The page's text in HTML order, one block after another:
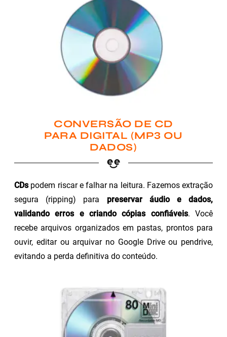
CONVERSÃO DE CD
PARA DIGITAL (MP3 OU
DADOS)
CDspodem riscar e falhar na leitura. Fazemos extração
segura (ripping) para preservar áudio e dados,
validando erros e criando cópias confiáveis. Você
recebe arquivos organizados em pastas, prontos para
ouvir, editar ou arquivar no Google Drive ou pendrive,
evitando a perda definitiva do conteúdo.